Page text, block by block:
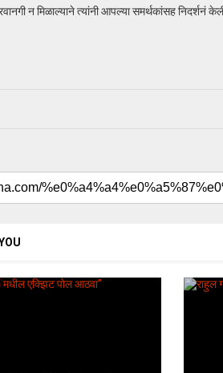
न मिळाल्याने त्यांनी आपल्या समर्थकांसह निदर्शनं